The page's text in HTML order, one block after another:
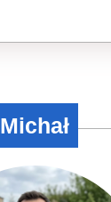
Michał